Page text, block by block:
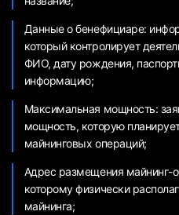
Данные о бенефициаре:
который контролирует
ФИО, дату рождения,
информацию;
Максимальная мощность:
мощность, которую
майнинговых операций;
Адрес размещения майнинг-
которому физически
майнинга;